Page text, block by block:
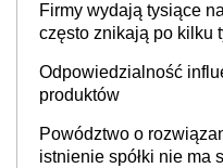
Firmy wydają tysiące
często znikają po kilku
Odpowiedzialność
produktów
Powództwo o
istnienie spółki nie ma